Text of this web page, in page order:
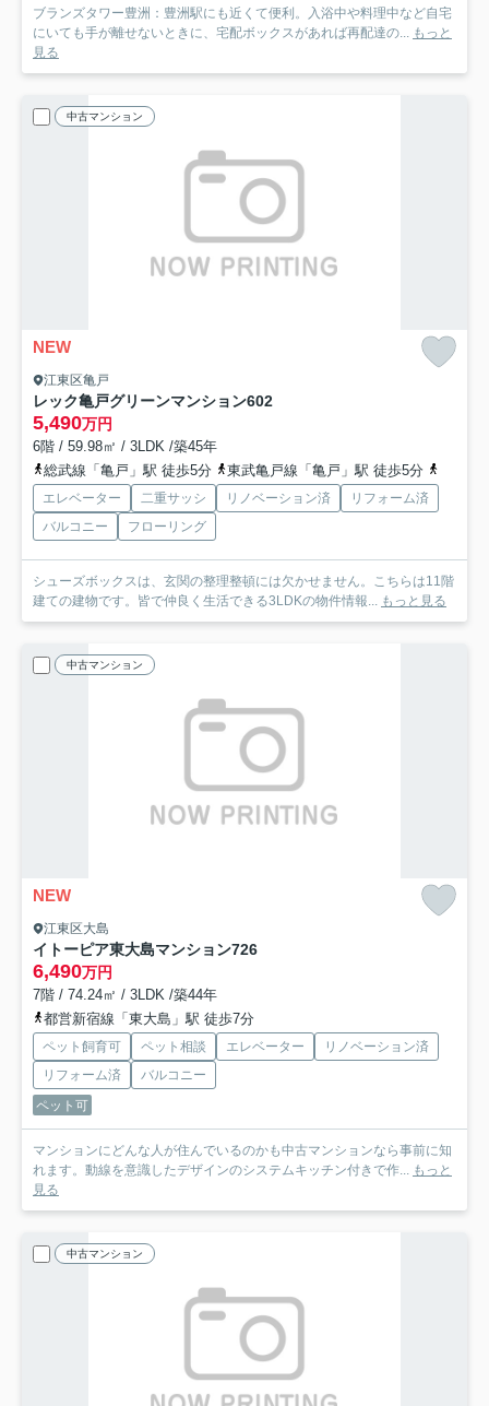
ブランズタワー豊洲：豊洲駅にも近くて便利。入浴中や料理中など自宅
にいても手が離せないときに、宅配ボックスがあれば再配達の... もっと
見る
中古マンション
NEW
江東区亀戸
レック亀戸グリーンマンション602
5,490万円
6階 / 59.98㎡ / 3LDK /築45年
総武線「亀戸」駅 徒歩5分
東武亀戸線「亀戸」駅 徒歩5分
エレベーター 二重サッシ リノベーション済
リフォーム済
バルコニー
フローリング
シューズボックスは、玄関の整理整頓には欠かせません。こちらは11階
建ての建物です。皆で仲良く生活できる3LDKの物件情報... もっと見る
中古マンション
NEW
江東区大島
イトーピア東大島マンション726
6,490万円
7階 / 74.24㎡ / 3LDK /築44年
都営新宿線「東大島」駅 徒歩7分
ペット飼育可 ペット相談 エレベーター
リノベーション済
リフォーム済
バルコニー
ペット可
マンションにどんな人が住んでいるのかも中古マンションなら事前に知
れます。動線を意識したデザインのシステムキッチン付きで作... もっと
見る
中古マンション